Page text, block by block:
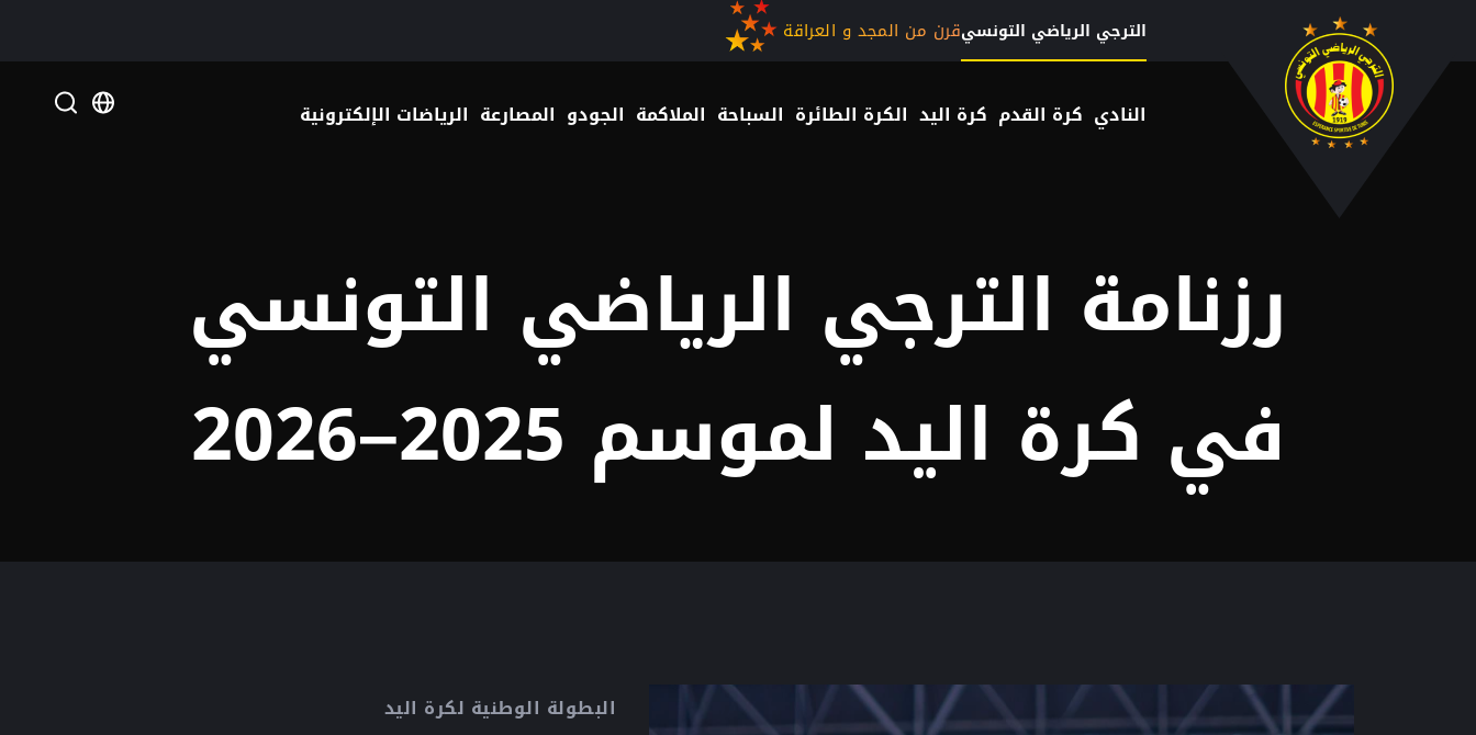
تجاوز إلى المحتوى الرئيسي
الترجي الرياضي التونسيقرن من المجد و العراقة
النادي كرة القدم كرة اليد الكرة الطائرة السباحة الملاكمة الجودو المصارعة الرياضات الإلكترونية language
رزنامة الترجي الرياضي التونسي
في كرة اليد لموسم 2025–2026
البطولة الوطنية لكرة اليد